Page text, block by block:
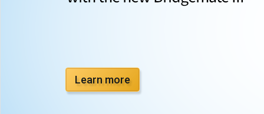
Learn more